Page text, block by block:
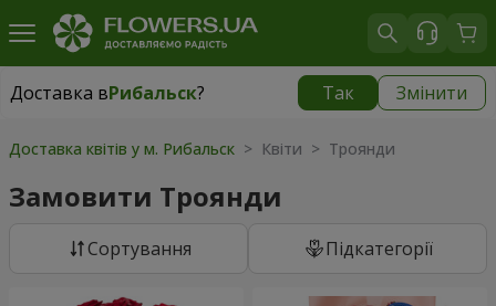
Доставка вРибальск? Так Змінити
Доставка вРибальск|
Доставка квітів у м. Рибальск > Квіти > Троянди
Замовити Троянди
Сортування Підкатегорії